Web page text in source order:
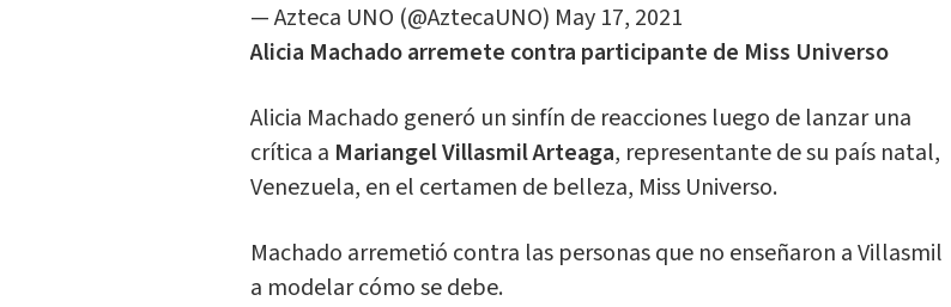
— Azteca UNO (@AztecaUNO) May 17, 2021
Alicia Machado arremete contra participante de Miss Universo
Alicia Machado generó un sinfín de reacciones luego de lanzar una
crítica a Mariangel Villasmil Arteaga, representante de su país natal,
Venezuela, en el certamen de belleza, Miss Universo.
Machado arremetió contra las personas que no enseñaron a Villasmil
a modelar cómo se debe.